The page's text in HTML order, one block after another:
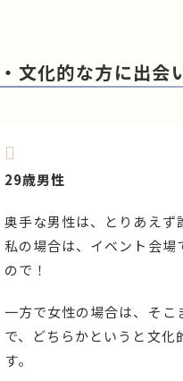
文化的な方に出会
29歳男性
奥手な男性は、とりあえず
私の場合は、イベント会場
ので！
一方で女性の場合は、そ
で、どちらかというと文化
す。